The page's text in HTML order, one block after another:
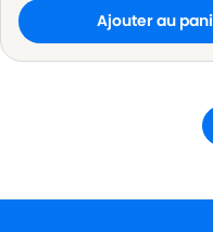
Ajouter au